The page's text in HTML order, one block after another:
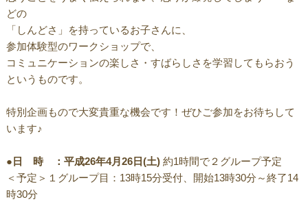
どの
「しんどさ」を持っているお子さんに、
参加体験型のワークショップで、
コミュニケーションの楽しさ・すばらしさを学習してもらおう
というものです。
特別企画もので大変貴重な機会です！ぜひご参加をお待ちして
います♪
●日 時 ：平成26年4月26日(土) 約1時間で２グループ予定
＜予定＞１グループ目：13時15分受付、開始13時30分～終了14
時30分